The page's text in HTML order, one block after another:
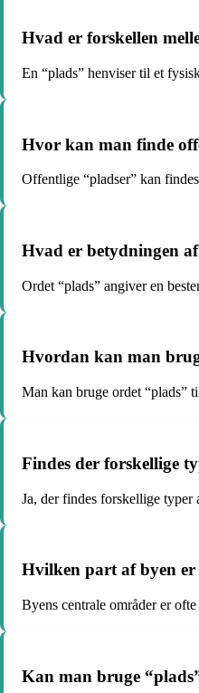
Hvad er forskellen
En “plads” henviser til et
Hvor kan man finde
Offentlige “pladser” kan
Hvad er betydningen
Ordet “plads” angiver en
Hvordan kan man
Man kan bruge ordet “plads”
Findes der forskellige
Ja, der findes forskellige typer
Hvilken part af byen er
Byens centrale områder er
Kan man bruge